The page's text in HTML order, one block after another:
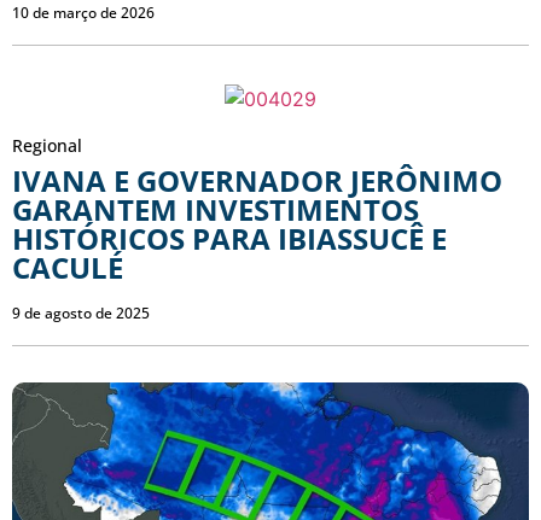
10 de março de 2026
Regional
IVANA E GOVERNADOR JERÔNIMO
GARANTEM INVESTIMENTOS
HISTÓRICOS PARA IBIASSUCÊ E
CACULÉ
9 de agosto de 2025